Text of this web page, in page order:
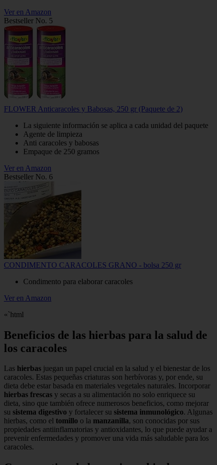
Ver en Amazon
Bestseller No. 5
FLOWER Anticaracoles y Babosas, 250 gr (Paquete de 2)
La siguiente información se aplica a cada unidad del paquete
Agente de limpieza
Anti caracoles y babosas
Empaque de 250 gramos
Ver en Amazon
Bestseller No. 6
CONDIMENTO CARACOLES GRANO - bolsa 250 gr
Condimento para elaborar caracoles
Ver en Amazon
«`html
Beneficios de las hierbas para la salud de
los caracoles
Las hierbas juegan un papel crucial en la salud y el bienestar de los
caracoles. Estas pequeñas criaturas son herbívoras y, por ende, su
dieta debe estar basada en materiales vegetales naturales. Incorporar
hierbas frescas y secas a su alimentación no solo enriquece su
dieta, sino que también ofrece numerosos beneficios, como mejorar
su sistema digestivo y fortalecer su sistema inmunológico. Algunas
hierbas, como el tomillo o la manzanilla, son conocidas por sus
propiedades antiinflamatorias y antioxidantes, lo que puede ayudar a
prevenir enfermedades y promover una vida más saludable para los
caracoles.